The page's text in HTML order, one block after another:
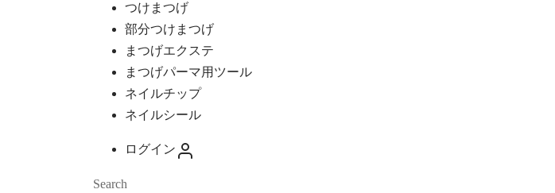
つけまつげ
部分つけまつげ
まつげエクステ
まつげパーマ用ツール
ネイルチップ
ネイルシール
ログイン
Search